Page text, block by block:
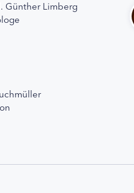
Günther Limberg